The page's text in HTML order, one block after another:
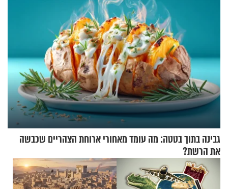
גבינה בתוך בטטה: מה עומד מאחורי ארוחת הצהריים שכבשה
את הרשת?